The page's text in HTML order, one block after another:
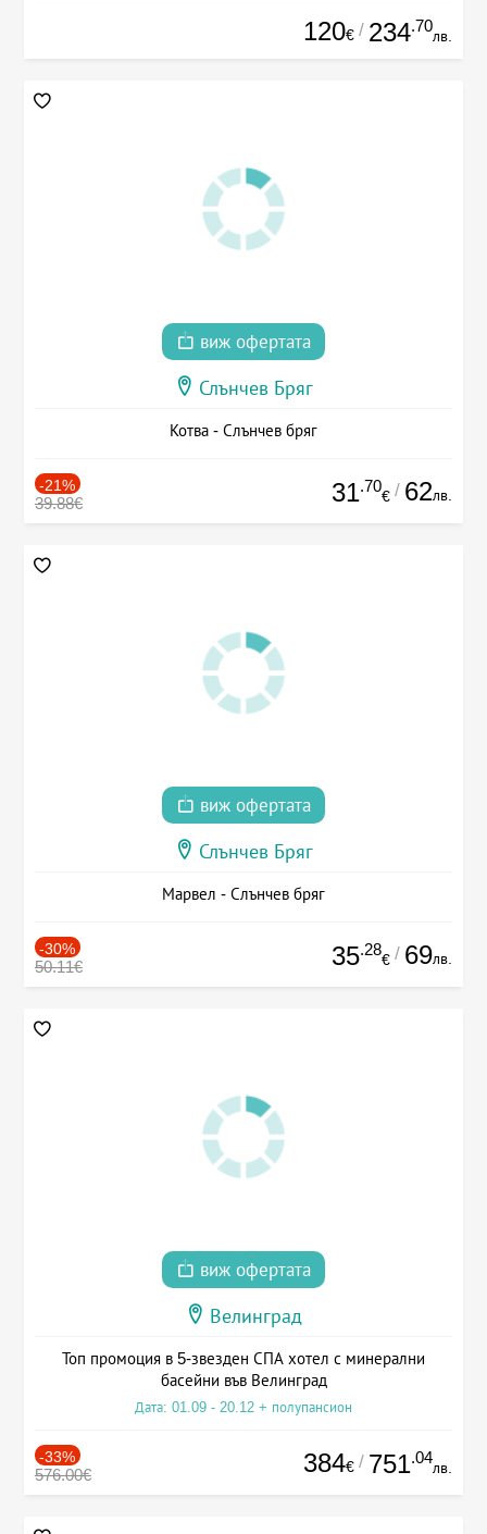
120€ / 234.70
лв.
виж офертата
Слънчев Бряг
Котва - Слънчев бряг
-21%
39.88€ 31.70
€ / 62лв.
виж офертата
Слънчев Бряг
Марвел - Слънчев бряг
-30%
50.11€ 35.28
€ / 69лв.
виж офертата
Велинград
Топ промоция в 5-звезден СПА хотел с минерални
басейни във Велинград
Дата: 01.09 - 20.12 + полупансион
-33%
576.00€ 384€ / 751.04
лв.